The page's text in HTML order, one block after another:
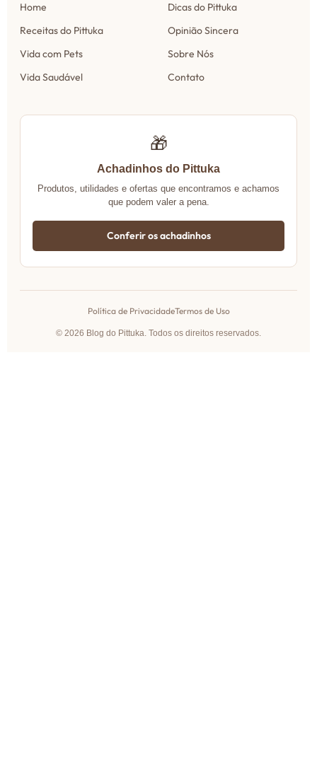
Home
Receitas do Pittuka
Vida com Pets
Vida Saudável
Dicas do Pittuka
Opinião Sincera
Sobre Nós
Contato
🎁
Achadinhos do Pittuka
Produtos, utilidades e ofertas que encontramos e achamos
que podem valer a pena.
Conferir os achadinhos
Política de PrivacidadeTermos de Uso
© 2026 Blog do Pittuka. Todos os direitos reservados.